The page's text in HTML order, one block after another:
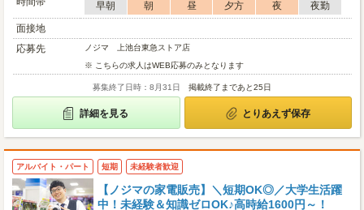
早朝 朝 昼 夕方 夜
夜勤
面接地
応募先
ノジマ 上池台東急ストア店
※ こちらの求人はWEB応募のみとなります
募集終了日時：8月31日 掲載終了まであと25日
詳細を見る とりあえず保存
アルバイト・パート 短期 未経験者歓迎
【ノジマの家電販売】＼短期OK◎／大学生活躍
中！未経験＆知識ゼロOK♪高時給1600円～！